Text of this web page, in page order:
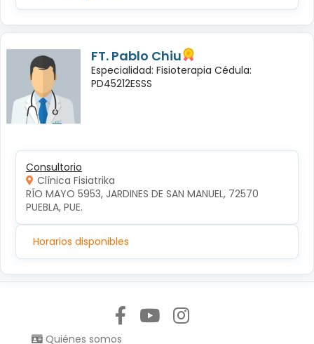
FT. Pablo Chiu
Especialidad: Fisioterapia Cédula:
PD45212ESSS
Consultorio
Clínica Fisiatrika
RÍO MAYO 5953, JARDINES DE SAN MANUEL, 72570
PUEBLA, PUE.
Horarios disponibles
Quiénes somos